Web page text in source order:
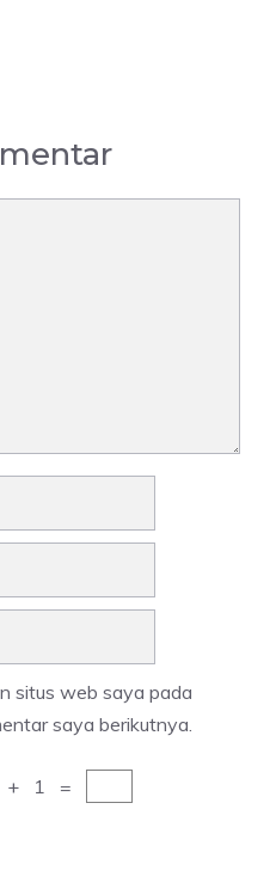
situs web saya pada
saya berikutnya.
+ 1 =